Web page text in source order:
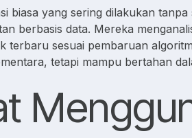
biasa yang sering dilakukan
berbasis data. Mereka
terbaru sesuai pembaruan
tetapi mampu bertahan